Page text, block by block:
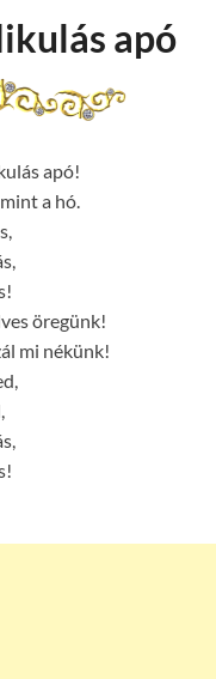
apó
apó!
a hó.
öregünk!
mi nékünk!